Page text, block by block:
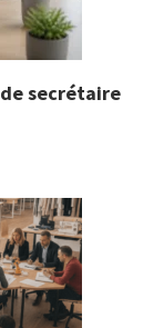
secrétaire